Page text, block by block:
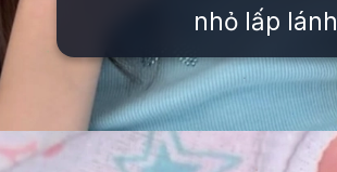
nhỏ lấp lánh
Đang mở